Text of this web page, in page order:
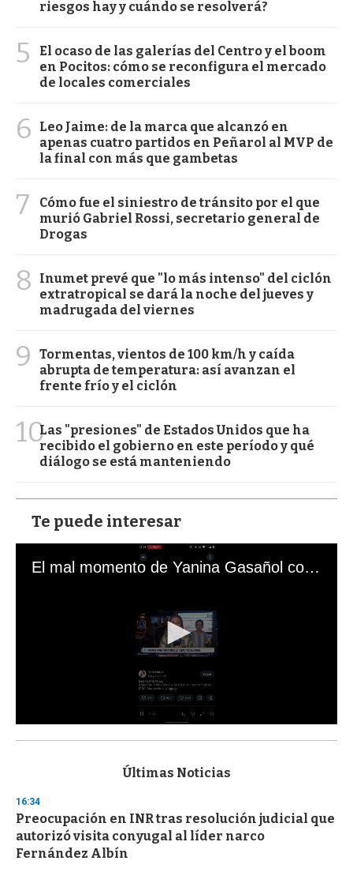
riesgos hay y cuándo se resolverá?
5
El ocaso de las galerías del Centro y el boom
en Pocitos: cómo se reconfigura el mercado
de locales comerciales
6
Leo Jaime: de la marca que alcanzó en
apenas cuatro partidos en Peñarol al MVP de
la final con más que gambetas
7
Cómo fue el siniestro de tránsito por el que
murió Gabriel Rossi, secretario general de
Drogas
8
Inumet prevé que "lo más intenso" del ciclón
extratropical se dará la noche del jueves y
madrugada del viernes
9
Tormentas, vientos de 100 km/h y caída
abrupta de temperatura: así avanzan el
frente frío y el ciclón
10Las "presiones" de Estados Unidos que ha
recibido el gobierno en este período y qué
diálogo se está manteniendo
Te puede interesar
El mal momento de Yanina Gasañol con un hincha argentino en "Subrayado"
s
d
s
o
f
3
Últimas Noticias
16:34
Preocupación en INR tras resolución judicial que
autorizó visita conyugal al líder narco
Fernández Albín